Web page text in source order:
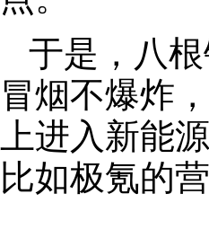
于是，八
冒烟不爆炸
上进入新能
比如极氪的